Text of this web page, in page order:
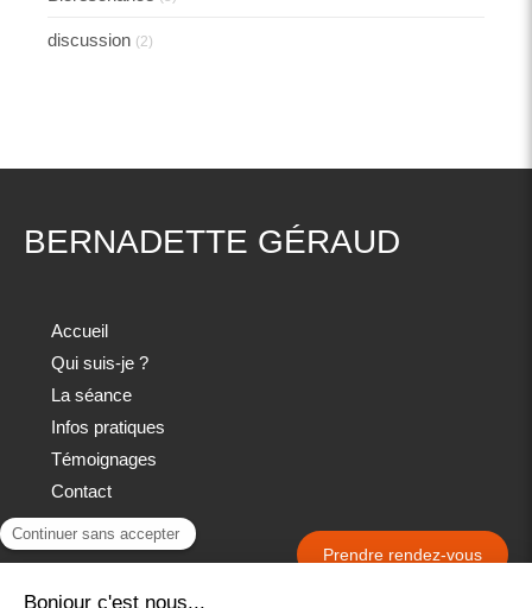
discussion (2)
BERNADETTE GÉRAUD
Accueil
Qui suis-je ?
La séance
Infos pratiques
Témoignages
Contact
Prendre rendez-vous